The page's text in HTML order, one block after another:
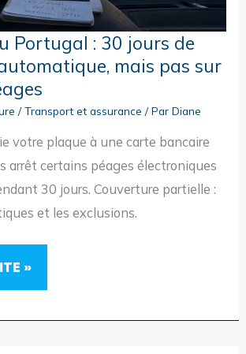
Portugal : 30 jours de
mais pas sur
/Transport et assurance / ParDiane
votre plaque à une carte bancaire
arrêt certains péages électroniques
30 jours. Couverture partielle :
et les exclusions.
»